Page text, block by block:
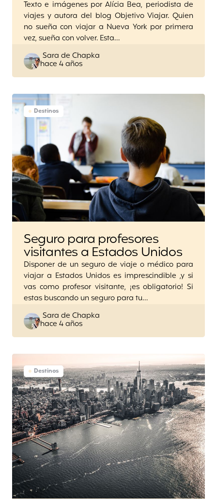
Texto e imágenes por Alícia Bea, periodista de
viajes y autora del blog Objetivo Viajar. Quien
no sueña con viajar a Nueva York por primera
vez, sueña con volver. Esta…
Posted
by
Sara de Chapka
hace 4 años
Destinos
Seguro para profesores
visitantes a Estados Unidos
Disponer de un seguro de viaje o médico para
viajar a Estados Unidos es imprescindible ,y si
vas como profesor visitante, ¡es obligatorio! Si
estas buscando un seguro para tu…
Posted
by
Sara de Chapka
hace 4 años
Destinos